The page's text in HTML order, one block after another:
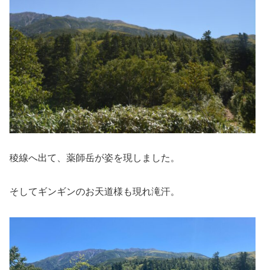
稜線へ出て、薬師岳が姿を現しました。
そしてギンギンのお天道様も現れ滝汗。